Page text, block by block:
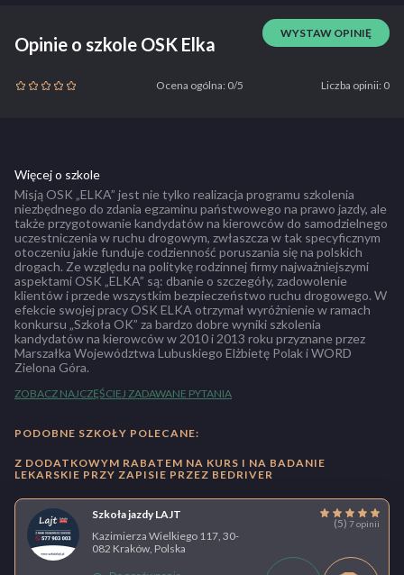
Opinie o szkole OSK Elka
WYSTAW OPINIĘ
Ocena ogólna: 0/5 Liczba opinii: 0
Więcej o szkole
Misją OSK „ELKA” jest nie tylko realizacja programu szkolenia
niezbędnego do zdania egzaminu państwowego na prawo jazdy, ale
także przygotowanie kandydatów na kierowców do samodzielnego
uczestniczenia w ruchu drogowym, zwłaszcza w tak specyficznym
otoczeniu jakie funduje codzienność poruszania się na polskich
drogach. Ze względu na politykę rodzinnej firmy najważniejszymi
aspektami OSK „ELKA” są: dbanie o szczegóły, zadowolenie
klientów i przede wszystkim bezpieczeństwo ruchu drogowego. W
efekcie swojej pracy OSK ELKA otrzymał wyróżnienie w ramach
konkursu „Szkoła OK” za bardzo dobre wyniki szkolenia
kandydatów na kierowców w 2010 i 2013 roku przyznane przez
Marszałka Województwa Lubuskiego Elżbietę Polak i WORD
Zielona Góra.
ZOBACZ NAJCZĘŚCIEJ ZADAWANE PYTANIA
PODOBNE SZKOŁY POLECANE:
Z DODATKOWYM RABATEM NA KURS I NA BADANIE
LEKARSKIE PRZY ZAPISIE PRZEZ BEDRIVER
Szkoła jazdy LAJT
(5) 7 opinii
Kazimierza Wielkiego 117, 30-
082 Kraków, Polska